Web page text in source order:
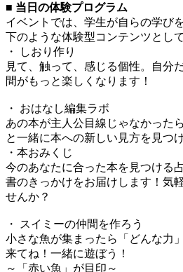
■ 当日の体験プログラム
イベントでは、学生が自らの学び
下のような体験型コンテンツとし
・ しおり作り
見て、触って、感じる個性。自分
間がもっと楽しくなります！
・ おはなし編集ラボ
あの本が主人公目線じゃなかった
と一緒に本への新しい見方を見つ
・本おみくじ
今のあなたに合った本を見つける
書のきっかけをお届けします！気
せんか？
・ スイミーの仲間を作ろう
小さな魚が集まったら「どんな力
来てね！一緒に遊ぼう！
～「赤い魚」が目印～